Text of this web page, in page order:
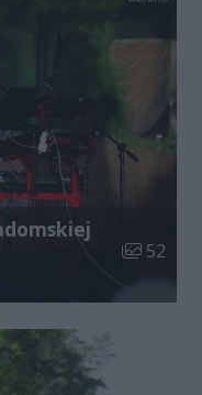
Liczba
52